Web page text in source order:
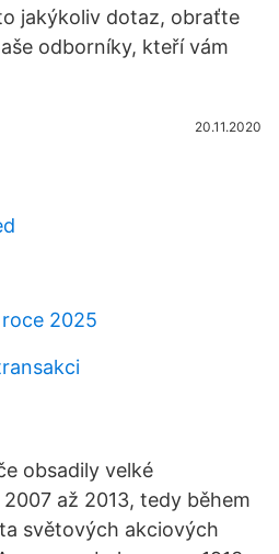
jakýkoliv dotaz, obraťte
odborníky, kteří vám
20.11.2020
2025
obsadily velké
až 2013, tedy během
světových akciových